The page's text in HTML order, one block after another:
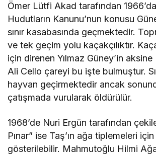
Ömer Lütfi Akad tarafından
Hudutların Kanunu’nun konusu
sınır kasabasında geçmektedir.
ve tek geçim yolu kaçakçılıktır.
için direnen Yılmaz Güney’in
Ali Cello çareyi bu işte bulmuştur.
hayvan geçirmektedir ancak
çatışmada vurularak öldürülür.
1968’de Nuri Ergün tarafından
Pınar” ise Taş’ın ağa tiplemeleri
gösterilebilir. Mahmutoğlu Hilmi